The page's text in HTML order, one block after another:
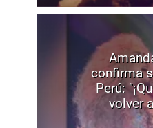
confirma
Perú:
volver